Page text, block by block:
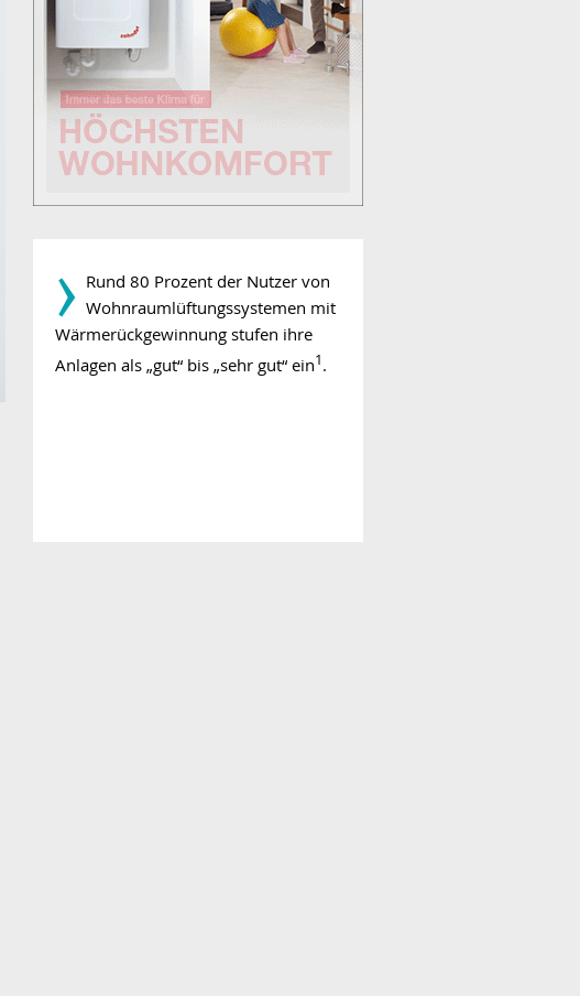
­› Rund 80 Prozent der Nutzer von
Wohnraum­lüftungs­systemen mit
Wärme­rück­gewinnung stufen ihre
Anlagen als „gut“ bis „sehr gut“ ein1.